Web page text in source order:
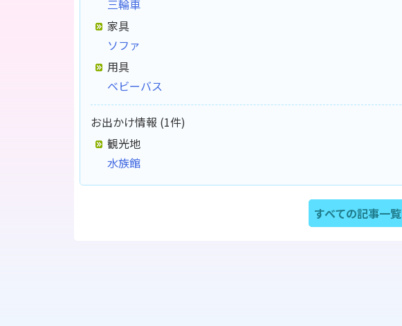
三輪車
家具
ソファ
用具
ベビーバス
お出かけ情報 (1件)
観光地
水族館
すべての記事一覧